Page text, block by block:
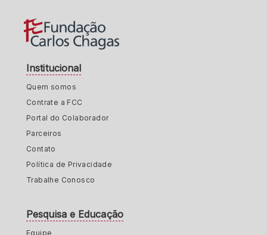
Institucional
Quem somos
Contrate a FCC
Portal do Colaborador
Parceiros
Contato
Política de Privacidade
Trabalhe Conosco
Pesquisa e Educação
Equipe